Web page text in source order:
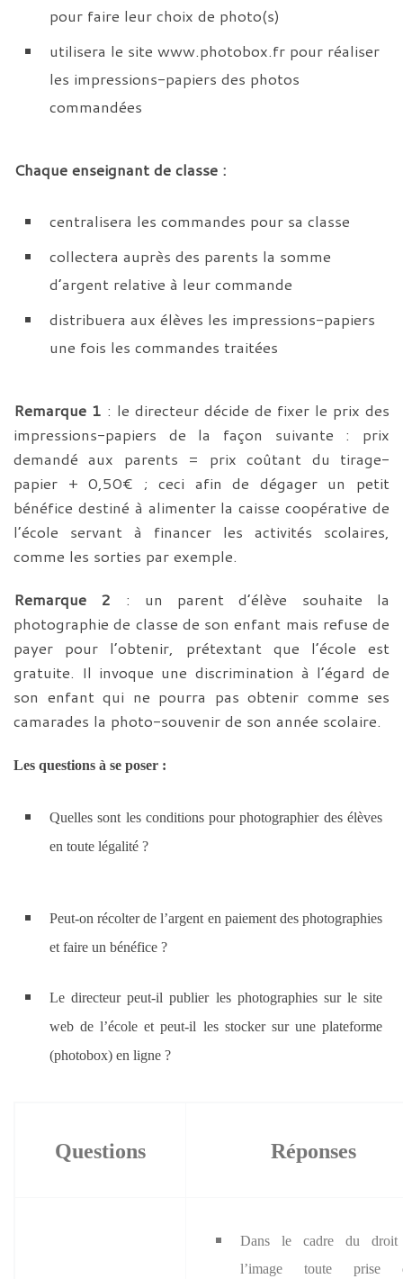
pour faire leur choix de photo(s)
utilisera le site www.photobox.fr pour réaliser
les impressions-papiers des photos
commandées
Chaque enseignant de classe :
centralisera les commandes pour sa classe
collectera auprès des parents la somme
d’argent relative à leur commande
distribuera aux élèves les impressions-papiers
une fois les commandes traitées
Remarque 1 : le directeur décide de fixer le prix des
impressions-papiers de la façon suivante : prix
demandé aux parents = prix coûtant du tirage-
papier + 0,50€ ; ceci afin de dégager un petit
bénéfice destiné à alimenter la caisse coopérative de
l’école servant à financer les activités scolaires,
comme les sorties par exemple.
Remarque 2 : un parent d’élève souhaite la
photographie de classe de son enfant mais refuse de
payer pour l’obtenir, prétextant que l’école est
gratuite. Il invoque une discrimination à l’égard de
son enfant qui ne pourra pas obtenir comme ses
camarades la photo-souvenir de son année scolaire.
Les questions à se poser :
Quelles sont les conditions pour photographier des élèves
en toute légalité ?
Peut-on récolter de l’argent en paiement des photographies
et faire un bénéfice ?
Le directeur peut-il publier les photographies sur le site
web de l’école et peut-il les stocker sur une plateforme
(photobox) en ligne ?
Questions Réponses
Dans le cadre du
l’image toute prise